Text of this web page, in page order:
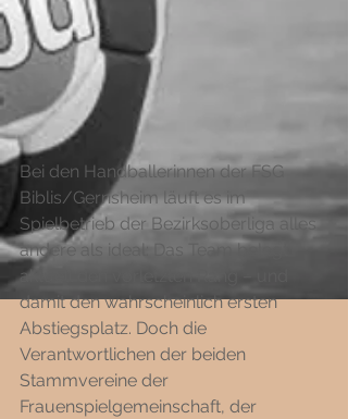
Bei den Handballerinnen der FSG
Biblis/Gernsheim läuft es im
Spielbetrieb der Bezirksoberliga alles
andere als ideal: Das Team belegt
aktuell den vorletzten Rang – und
damit den wahrscheinlich ersten
Abstiegsplatz. Doch die
Verantwortlichen der beiden
Stammvereine der
Frauenspielgemeinschaft, der